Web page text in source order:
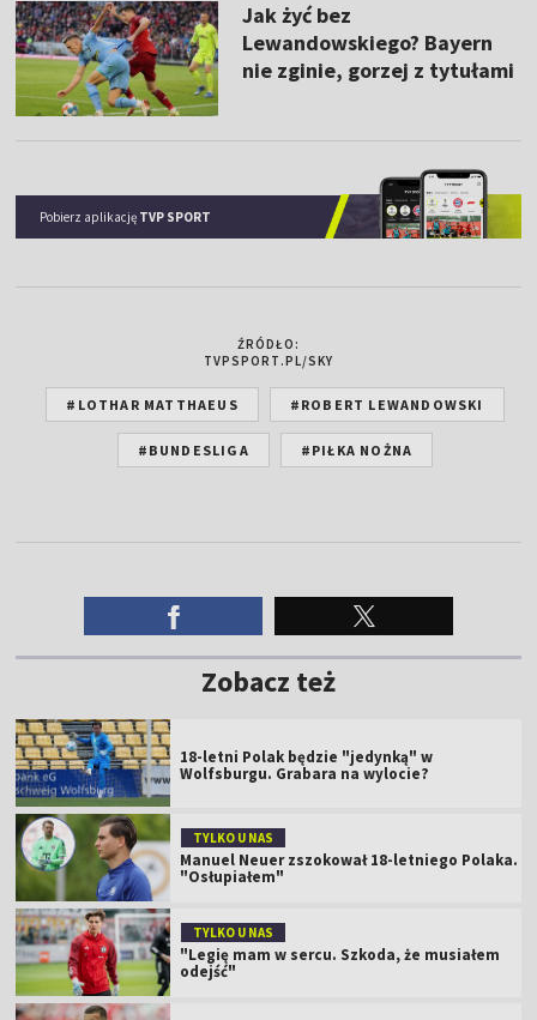
Jak żyć bez
Lewandowskiego? Bayern
nie zginie, gorzej z tytułami
Pobierz aplikację TVP SPORT
ŹRÓDŁO:
TVPSPORT.PL/SKY
#LOTHAR MATTHAEUS #ROBERT LEWANDOWSKI
#BUNDESLIGA #PIŁKA NOŻNA
Zobacz też
18-letni Polak będzie "jedynką" w
Wolfsburgu. Grabara na wylocie?
TYLKO U NAS
Manuel Neuer zszokował 18-letniego Polaka.
"Osłupiałem"
TYLKO U NAS
"Legię mam w sercu. Szkoda, że musiałem
odejść"